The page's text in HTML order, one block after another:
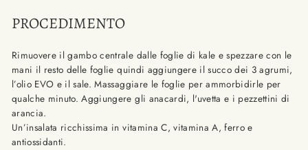
PROCEDIMENTO
Rimuovere il gambo centrale dalle foglie di kale e spezzare con le
mani il resto delle foglie quindi aggiungere il succo dei 3 agrumi,
l’olio EVO e il sale. Massaggiare le foglie per ammorbidirle per
qualche minuto. Aggiungere gli anacardi, l'uvetta e i pezzettini di
arancia.
Un’insalata ricchissima in vitamina C, vitamina A, ferro e
antiossidanti.